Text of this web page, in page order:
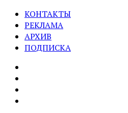
КОНТАКТЫ
РЕКЛАМА
АРХИВ
ПОДПИСКА